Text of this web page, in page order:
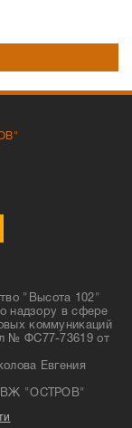
"Высота 102"
надзору в сфере
коммуникаций
№ ФС77-73619 от
Евгения
"ОСТРОВ"